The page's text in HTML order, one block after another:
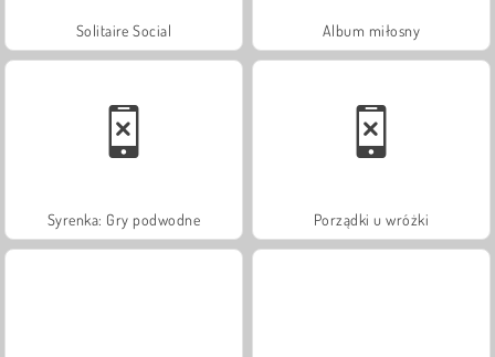
Solitaire Social Album miłosny
Syrenka: Gry podwodne Porządki u wróżki